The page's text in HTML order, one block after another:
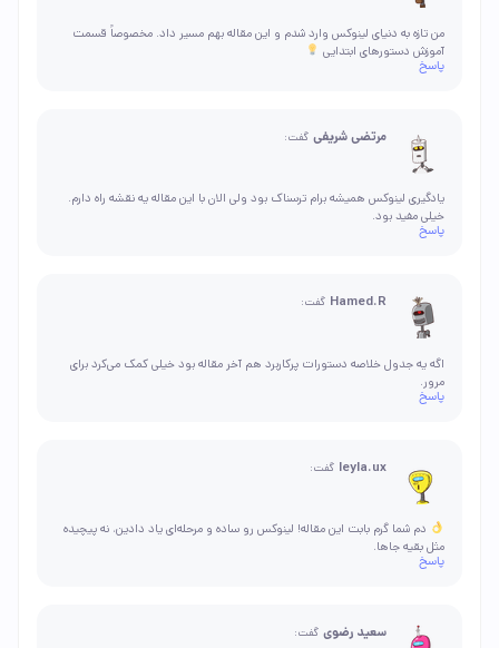
من تازه به دنیای لینوکس وارد شدم و این مقاله بهم مسیر داد. مخصوصاً قسمت
آموزش دستورهای ابتدایی
پاسخ
مرتضی شریفی گفت:
یادگیری لینوکس همیشه برام ترسناک بود ولی الان با این مقاله یه نقشه راه دارم.
خیلی مفید بود.
پاسخ
Hamed.R گفت:
اگه یه جدول خلاصه دستورات پرکاربرد هم آخر مقاله بود خیلی کمک می‌کرد برای
مرور.
پاسخ
leyla.ux گفت:
دم شما گرم بابت این مقاله! لینوکس رو ساده و مرحله‌ای یاد دادین، نه پیچیده
مثل بقیه جاها.
پاسخ
سعید رضوی گفت: